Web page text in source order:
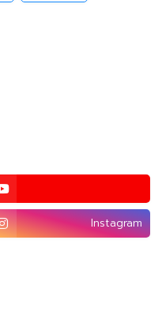
Instagram